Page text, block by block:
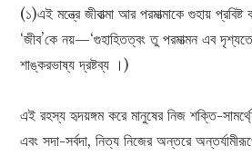
(১)এই মন্ত্রে জীবাত্মা আর পরমাত্মাকে গুহায়
‘জীব’কে নয়—‘গুহাহিতত্বং তু পরমাত্মন এব
শাঙ্করভাষ্য দ্রষ্টব্য ।)
এই রহস্য হৃদয়ঙ্গম করে মানুষের নিজ শক্তি-
এবং সদা-সর্বদা, নিত্য নিজের অন্তরে